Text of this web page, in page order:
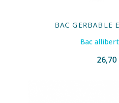
BAC GERBABLE
Bac
26,70